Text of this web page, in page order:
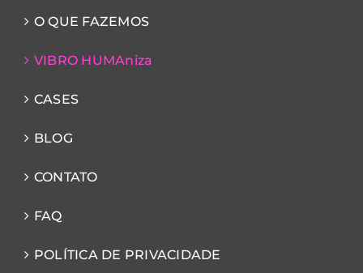
O QUE FAZEMOS
VIBRO HUMAniza
CASES
BLOG
CONTATO
FAQ
POLÍTICA DE PRIVACIDADE